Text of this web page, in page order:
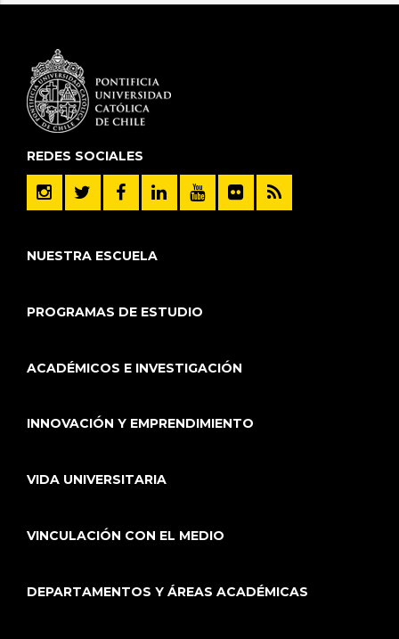
REDES SOCIALES
NUESTRA ESCUELA
PROGRAMAS DE ESTUDIO
ACADÉMICOS E INVESTIGACIÓN
INNOVACIÓN Y EMPRENDIMIENTO
VIDA UNIVERSITARIA
VINCULACIÓN CON EL MEDIO
DEPARTAMENTOS Y ÁREAS ACADÉMICAS